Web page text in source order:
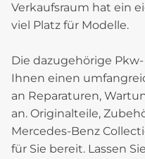
Verkaufsraum hat ein
viel Platz für Modelle.
Die dazugehörige
Ihnen einen
an Reparaturen,
an. Originalteile,
Mercedes-Benz
für Sie bereit. Lassen